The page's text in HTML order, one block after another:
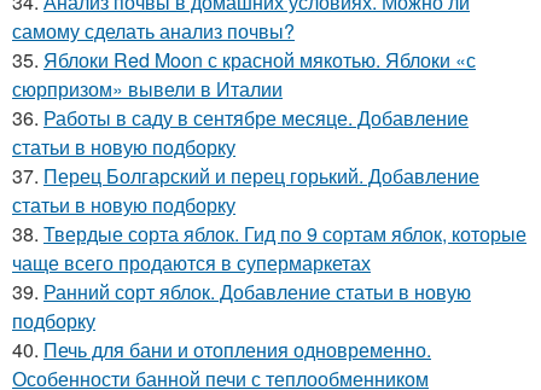
самому сделать анализ почвы?
35. Яблоки Red Moon с красной мякотью. Яблоки «с
сюрпризом» вывели в Италии
36. Работы в саду в сентябре месяце. Добавление
статьи в новую подборку
37. Перец Болгарский и перец горький. Добавление
статьи в новую подборку
38. Твердые сорта яблок. Гид по 9 сортам яблок, которые
чаще всего продаются в супермаркетах
39. Ранний сорт яблок. Добавление статьи в новую
подборку
40. Печь для бани и отопления одновременно.
Особенности банной печи с теплообменником